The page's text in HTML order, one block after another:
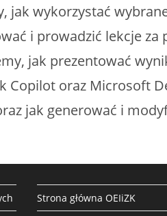
jak wykorzystać
i prowadzić lekcje
jak prezentować
Copilot oraz Microsoft
jak generować i
Strona główna OEIiZK